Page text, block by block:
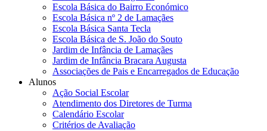
Escola Básica do Bairro Económico
Escola Básica nº 2 de Lamaçães
Escola Básica Santa Tecla
Escola Básica de S. João do Souto
Jardim de Infância de Lamaçães
Jardim de Infância Bracara Augusta
Associações de Pais e Encarregados de Educação
Alunos
Ação Social Escolar
Atendimento dos Diretores de Turma
Calendário Escolar
Critérios de Avaliação